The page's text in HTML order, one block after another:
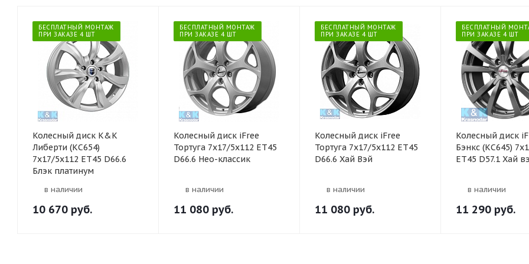
БЕСПЛАТНЫЙ МОНТАЖ
ПРИ ЗАКАЗЕ 4 ШТ
Колесный диск K&K
Либерти (КС654)
7x17/5x112 ET45 D66.6
Блэк платинум
в наличии
10 670 руб.
БЕСПЛАТНЫЙ МОНТАЖ
ПРИ ЗАКАЗЕ 4 ШТ
Колесный диск iFree
Тортуга 7x17/5x112 ET45
D66.6 Нео-классик
в наличии
11 080 руб.
БЕСПЛАТНЫЙ МОНТАЖ
ПРИ ЗАКАЗЕ 4 ШТ
Колесный диск iFree
Тортуга 7x17/5x112 ET45
D66.6 Хай Вэй
в наличии
11 080 руб.
БЕСПЛАТНЫЙ
ПРИ ЗАКАЗЕ 4 ШТ
Колесный диск
Бэнкс (КС645)
ET45 D57.1 Хай
в наличии
11 290 руб.